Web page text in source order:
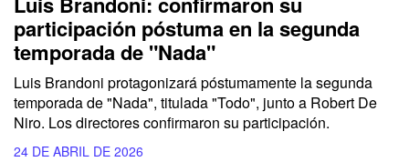
participación póstuma en la segunda
temporada de "Nada"
Luis Brandoni protagonizará póstumamente la segunda
temporada de "Nada", titulada "Todo", junto a Robert De
Niro. Los directores confirmaron su participación.
24 DE ABRIL DE 2026